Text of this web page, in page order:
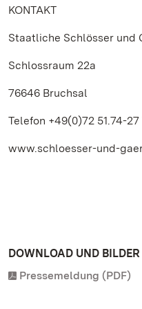
KONTAKT
Staatliche Schlösser und
Schlossraum 22a
76646 Bruchsal
Telefon +49(0)72 51.74-27
www.schloesser-und-
DOWNLOAD UND BILDER
Pressemeldung (PDF)